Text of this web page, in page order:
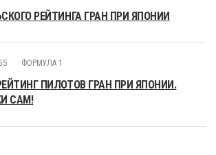
РЕЙТИНГА ГРАН ПРИ ЯПОНИИ
ФОРМУЛА 1
ПИЛОТОВ ГРАН ПРИ ЯПОНИИ.
САМ!